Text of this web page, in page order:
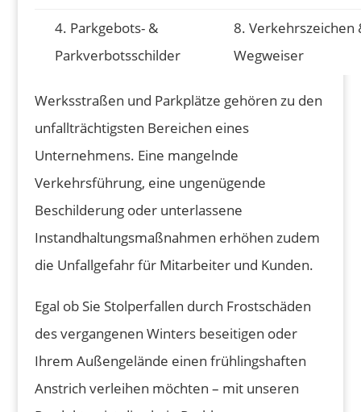
4. Parkgebots- &
Parkverbotsschilder
8. Verkehrszeichen
Wegweiser
Werksstraßen und Parkplätze gehören zu den
unfallträchtigsten Bereichen eines
Unternehmens. Eine mangelnde
Verkehrsführung, eine ungenügende
Beschilderung oder unterlassene
Instandhaltungsmaßnahmen erhöhen zudem
die Unfallgefahr für Mitarbeiter und Kunden.
Egal ob Sie Stolperfallen durch Frostschäden
des vergangenen Winters beseitigen oder
Ihrem Außengelände einen frühlingshaften
Anstrich verleihen möchten – mit unseren